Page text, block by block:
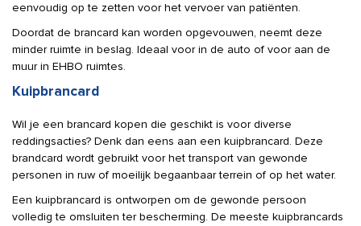
eenvoudig op te zetten voor het vervoer van patiënten.
Doordat de brancard kan worden opgevouwen, neemt deze
minder ruimte in beslag. Ideaal voor in de auto of voor aan de
muur in EHBO ruimtes.
Kuipbrancard
Wil je een brancard kopen die geschikt is voor diverse
reddingsacties? Denk dan eens aan een kuipbrancard. Deze
brandcard wordt gebruikt voor het transport van gewonde
personen in ruw of moeilijk begaanbaar terrein of op het water.
Een kuipbrancard is ontworpen om de gewonde persoon
volledig te omsluiten ter bescherming. De meeste kuipbrancards